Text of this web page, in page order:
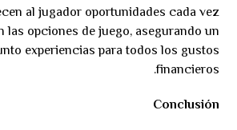
al jugador oportunidades cada vez
las opciones de juego, asegurando un
experiencias para todos los gustos
financieros.
Conclusión